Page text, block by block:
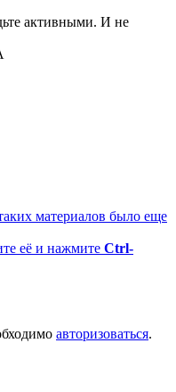
активными. И не
материалов было еще
её и нажмите Ctrl-
авторизоваться.